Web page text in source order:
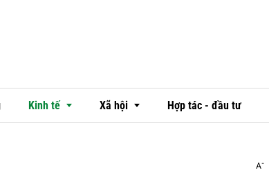
Kinh tế Xã hội Hợp tác - đầu tư
A-